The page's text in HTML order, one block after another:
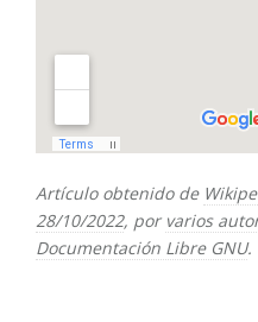
Artículo obtenido de
28/10/2022, por varios
Documentación Libre GNU.